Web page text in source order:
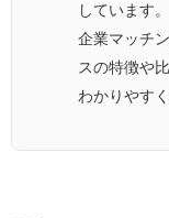
しています。
企業マッチ
スの特徴や
わかりやす